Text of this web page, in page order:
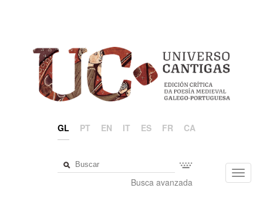
GL PT EN IT ES FR CA
Busca avanzada